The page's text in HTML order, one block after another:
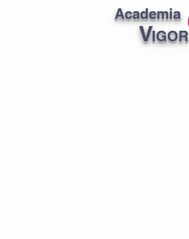
V
Academia
IGOR